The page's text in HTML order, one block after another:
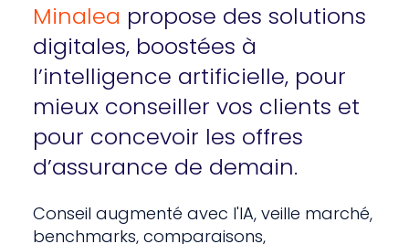
Minalea propose des solutions
digitales, boostées à
l’intelligence artificielle, pour
mieux conseiller vos clients et
pour concevoir les offres
d’assurance de demain.
Conseil augmenté avec l'IA, veille marché,
benchmarks, comparaisons,